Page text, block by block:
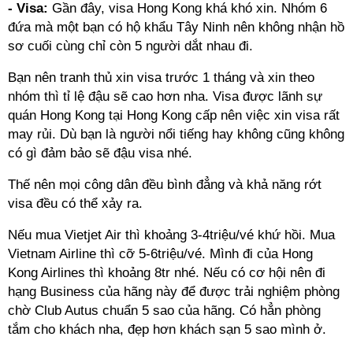
- Visa: Gần đây, visa Hong Kong khá khó xin. Nhóm 6
đứa mà một bạn có hộ khẩu Tây Ninh nên không nhận hồ
sơ cuối cùng chỉ còn 5 người dắt nhau đi.
Bạn nên tranh thủ xin visa trước 1 tháng và xin theo
nhóm thì tỉ lệ đậu sẽ cao hơn nha. Visa được lãnh sự
quán Hong Kong tại Hong Kong cấp nên việc xin visa rất
may rủi. Dù bạn là người nổi tiếng hay không cũng không
có gì đảm bảo sẽ đậu visa nhé.
Thế nên mọi công dân đều bình đẳng và khả năng rớt
visa đều có thể xảy ra.
Nếu mua Vietjet Air thì khoảng 3-4triệu/vé khứ hồi. Mua
Vietnam Airline thì cỡ 5-6triệu/vé. Mình đi của Hong
Kong Airlines thì khoảng 8tr nhé. Nếu có cơ hội nên đi
hạng Business của hãng này để được trải nghiệm phòng
chờ Club Autus chuẩn 5 sao của hãng. Có hẳn phòng
tắm cho khách nha, đẹp hơn khách sạn 5 sao mình ở.